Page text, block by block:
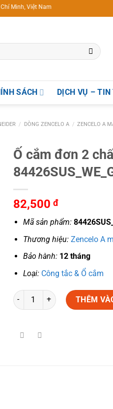
Việt Nam
SÁCH DỊCH VỤ – TIN
/ DÒNG ZENCELO A / ZENCELO A
Ố cắm đơn 2
82,500 đ
Mã sản phẩm:
Thương hiệu:Zencelo A
Bảo hành: 12 tháng
Loại: Công tắc & Ổ cắm
Số lượng THÊM